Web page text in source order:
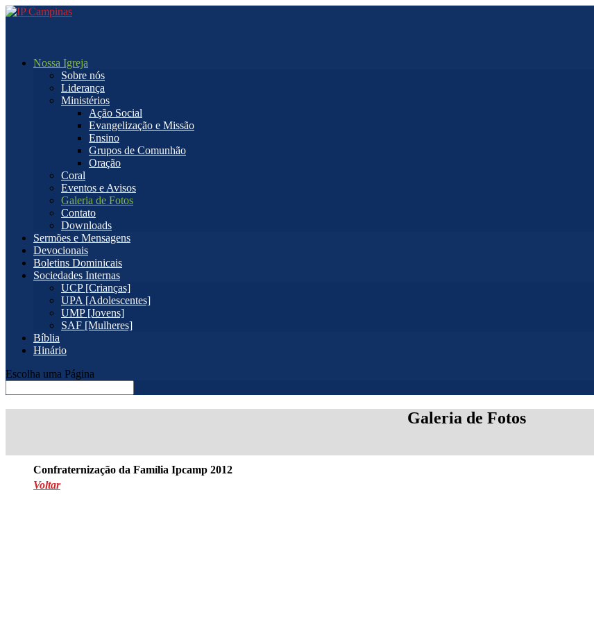
Nossa Igreja
Sobre nós
Liderança
Ministérios
Ação Social
Evangelização e Missão
Ensino
Grupos de Comunhão
Oração
Coral
Eventos e Avisos
Galeria de Fotos
Contato
Downloads
Sermões e Mensagens
Devocionais
Boletins Dominicais
Sociedades Internas
UCP [Crianças]
UPA [Adolescentes]
UMP [Jovens]
SAF [Mulheres]
Bíblia
Hinário
Escolha uma Página
Galeria de Fotos
Confraternização da Família Ipcamp 2012
Voltar